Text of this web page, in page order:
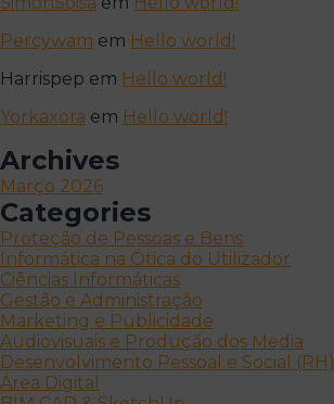
Percywam em Hello world!
Harrispep em Hello world!
Yorkaxora em Hello world!
Archives
Março 2026
Categories
Proteção de Pessoas e Bens
Informática na Ótica do Utilizador
Ciências Informáticas
Gestão e Administração
Marketing e Publicidade
Audiovisuais e Produção dos Media
Desenvolvimento Pessoal e Social (RH)
Área Digital